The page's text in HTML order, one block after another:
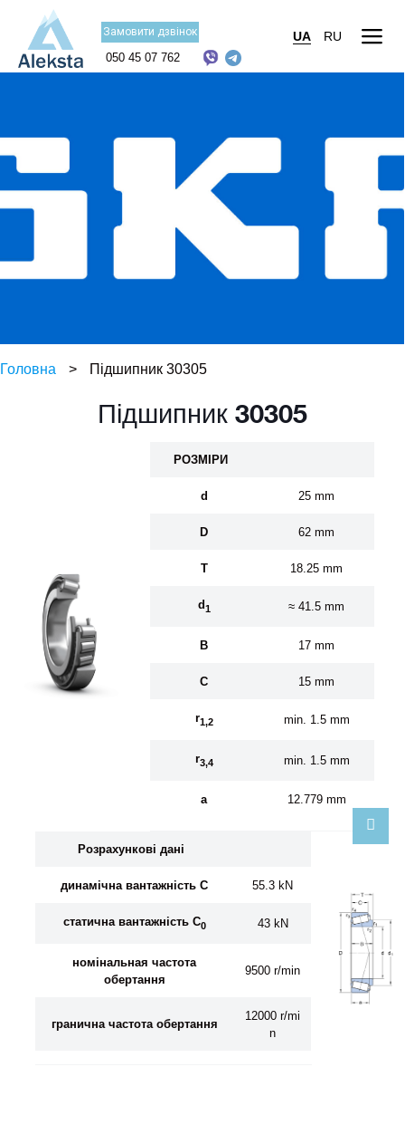
Замовити дзвінок
050 45 07 762
UA RU
Головна > Підшипник 30305
Підшипник 30305
РОЗМ РИ
d 25 mm
D 62 mm
T 18.25 mm
d1 ≈ 41.5 mm
B 17 mm
C 15 mm
r1,2 min. 1.5 mm
r3,4 min. 1.5 mm
a 12.779 mm
Розрахункові дані
динамічна вантажність C 55.3 kN
статична вантажність C0 43 kN
номінальная частота
обертання
9500 r/min
гранична частота обертання
12000 r/mi
n